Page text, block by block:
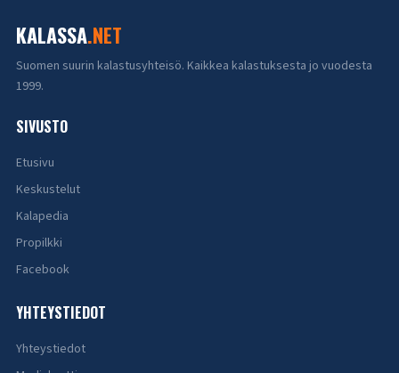
KALASSA.NET
Suomen suurin kalastusyhteisö. Kaikkea kalastuksesta jo vuodesta
1999.
SIVUSTO
Etusivu
Keskustelut
Kalapedia
Propilkki
Facebook
YHTEYSTIEDOT
Yhteystiedot